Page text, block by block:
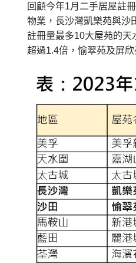
回顧今年1月二手居屋註
物業，長沙灣凱樂苑與沙
註冊量最多10大屋苑的天
超過1.4倍，愉翠苑及屏